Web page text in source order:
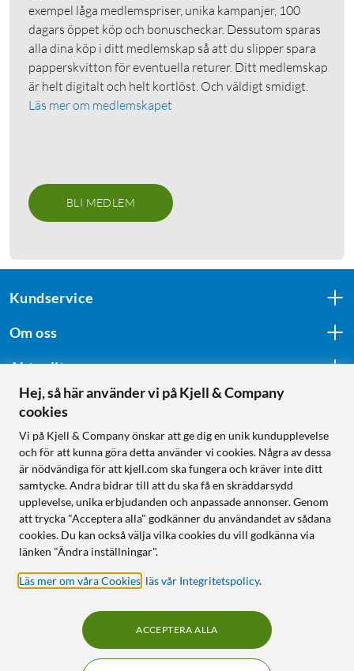
exempel låga medlemspriser, unika kampanjer, 100
dagars öppet köp och bonuscheckar. Dessutom sparas
alla dina köp i ditt medlemskap så att du slipper spara
papperskvitton för eventuella returer. Ditt medlemskap
är helt digitalt och helt kortlöst. Och väldigt smidigt.
Läs mer om medlemskapet
BLI MEDLEM
Kundservice
Om oss
Aktuellt
Följ oss
Handla från:
Sverige
Norge
Hej, så här använder vi på Kjell & Company
cookies
Vi på Kjell & Company önskar att ge dig en unik kundupplevelse
och för att kunna göra detta använder vi cookies. Några av dessa
är nödvändiga för att kjell.com ska fungera och kräver inte ditt
samtycke. Andra bidrar till att du ska få en skräddarsydd
upplevelse, unika erbjudanden och anpassade annonser. Genom
att trycka "Acceptera alla" godkänner du användandet av sådana
cookies. Du kan också välja vilka cookies du vill godkänna via
länken "Ändra inställningar".
Läs mer om våra Cookies läs vår Integritetspolicy.
ACCEPTERA ALLA